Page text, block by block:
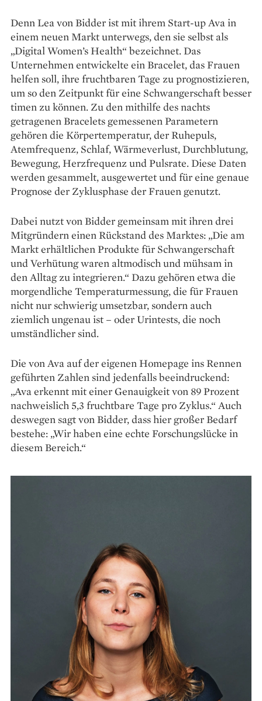
Denn Lea von Bidder ist mit ihrem Start-up Ava in
einem neuen Markt unterwegs, den sie selbst als
„Digital Women’s Health“ bezeichnet. Das
Unternehmen entwickelte ein Bracelet, das Frauen
helfen soll, ihre fruchtbaren Tage zu prognostizieren,
um so den Zeitpunkt für eine Schwangerschaft besser
timen zu können. Zu den mithilfe des nachts
getragenen Bracelets gemessenen Parametern
gehören die Körpertempera­­tur, der Ruhepuls,
Atemfrequenz, Schlaf, Wärmeverlust, Durchblutung,
Bewegung, Herzfrequenz und Pulsrate. Diese Daten
werden gesammelt, ausgewertet und für eine genaue
Prognose der Zyklusphase der Frauen genutzt.
Dabei nutzt von Bidder gemein­­sam mit ihren drei
Mitgründern einen Rückstand des Marktes: „Die am
Markt erhältlichen Produkte für Schwangerschaft
und Verhütung waren altmodisch und mühsam in
den Alltag zu integrieren.“ Dazu gehören etwa die
morgendliche Temperaturmessung, die für Frauen
nicht nur schwierig umsetzbar, sondern auch
ziemlich ungenau ist – oder Urintests, die noch
umständlicher sind.
Die von Ava auf der eigenen Homepage ins Rennen
geführten Zahlen sind jedenfalls beein­druckend:
„Ava erkennt mit einer Genauigkeit von 89 Prozent
nachweislich 5,3 fruchtbare Tage pro Zyklus.“ Auch
deswegen sagt von Bidder, dass hier großer Bedarf
bestehe: „Wir haben eine echte Forschungslücke in
diesem Bereich.“